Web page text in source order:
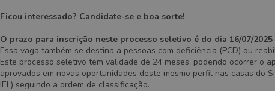
Ficou interessado? Candidate-se e boa sorte!
O prazo para inscrição neste processo seletivo é do dia 16/07/2025
Essa vaga também se destina a pessoas com deficiência (PCD) ou
Este processo seletivo tem validade de 24 meses, podendo ocorrer o
aprovados em novas oportunidades deste mesmo perfil nas casas do
IEL) seguindo a ordem de classificação.